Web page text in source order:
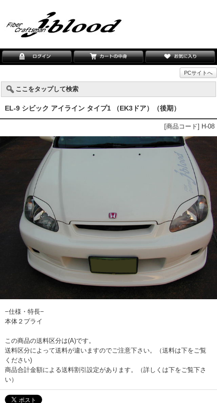
PCサイトへ
ここをタップして検索
EL-9 シビック アイライン タイプ1 （EK3ドア）（後期）
[商品コード] H-08
−仕様・特長−
本体２プライ
この商品の送料区分は(A)です。
送料区分によって送料が違いますのでご注意下さい。（送料は下をご覧
ください)
商品合計金額による送料割引設定があります。（詳しくは下をご覧下さ
い）